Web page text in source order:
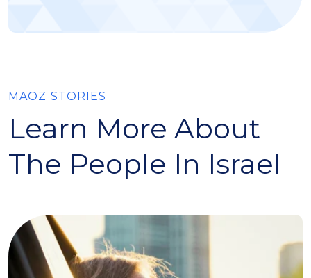
MAOZ STORIES
Learn More About
The People In Israel